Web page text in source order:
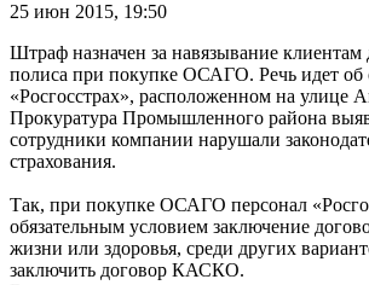
25 июн 2015, 19:50
Штраф назначен за навязывание клиентам
полиса при покупке ОСАГО. Речь идет об
«Росгосстрах», расположенном на улице
Прокуратура Промышленного района
сотрудники компании нарушали
страхования.
Так, при покупке ОСАГО персонал
обязательным условием заключение
жизни или здоровья, среди других
заключить договор КАСКО.